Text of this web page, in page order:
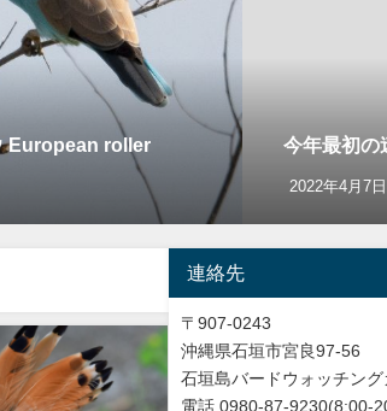
European roller 今年最初
2022年4月7日
連絡先
〒907-0243
沖縄県石垣市宮良97-56
石垣島バードウォッチン
電話 0980-87-9230(8:00-